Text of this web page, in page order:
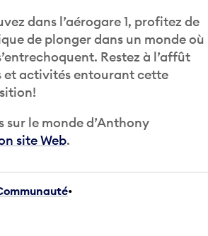
dans l’aérogare 1, profitez de
de plonger dans un monde où
Restez à l’affût
et activités entourant cette
sur le monde d’Anthony
site Web.
•